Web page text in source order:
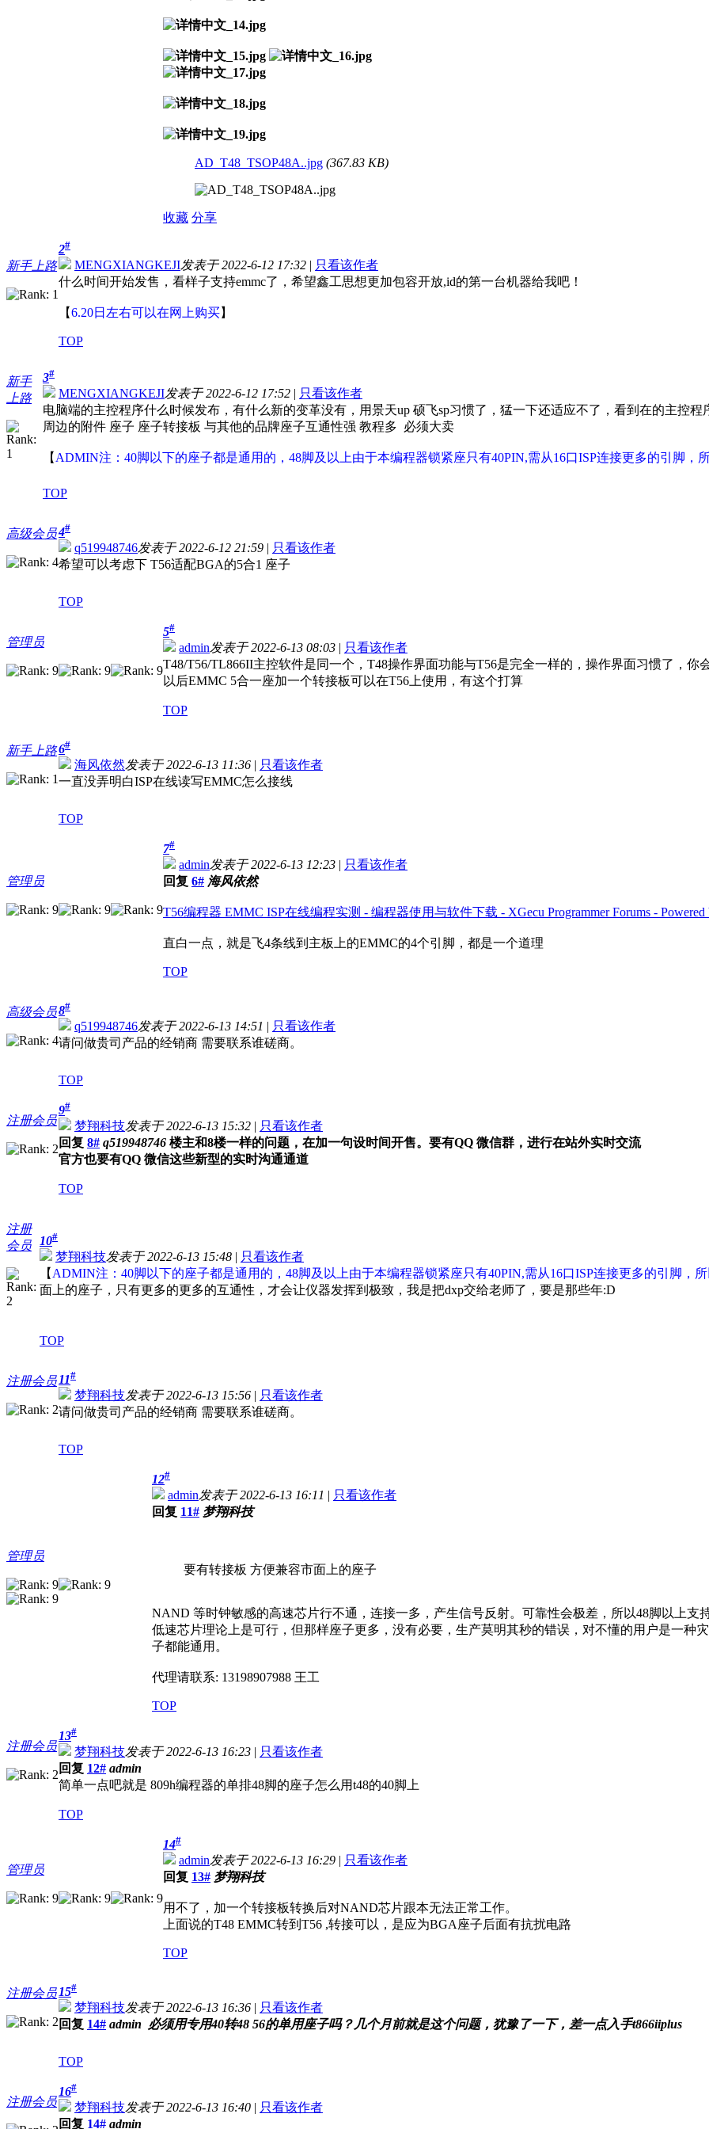
AD_T48_TSOP48A..jpg (367.83 KB)
收藏 分享
新手上路
2#
MENGXIANGKEJI发表于 2022-6-12 17:32 | 只看该作者
什么时间开始发售，看样子支持emmc了，希望鑫工思想更加包容开放,id的第一台机器给我吧！
【6.20日左右可以在网上购买】
TOP
新手
上路
3#
MENGXIANGKEJI发表于 2022-6-12 17:52 | 只看该作者
电脑端的主控程序什么时候发布，有什么新的变革没有，用景天up 硕飞sp习惯了，猛一下还适应不了，看到在的主控
周边的附件 座子 座子转接板 与其他的品牌座子互通性强 教程多 必须大卖
【 ADMIN注：40脚以下的座子都是通用的，48脚及以上由于本编程器锁紧座只有40PIN,需从16口ISP连接更多的引脚，
TOP
高级会员4#
q519948746发表于 2022-6-12 21:59 | 只看该作者
希望可以考虑下 T56适配BGA的5合1 座子
TOP
管理员
5#
admin发表于 2022-6-13 08:03 | 只看该作者
T48/T56/TL866II主控软件是同一个，T48操作界面功能与T56是完全一样的，操作界面习惯了，你
以后EMMC 5合一座加一个转接板可以在T56上使用，有这个打算
TOP
新手上路6#
海风依然发表于 2022-6-13 11:36 | 只看该作者
一直没弄明白ISP在线读写EMMC怎么接线
TOP
管理员
7#
admin发表于 2022-6-13 12:23 | 只看该作者
回复 6# 海风依然
T56编程器 EMMC ISP在线编程实测 - 编程器使用与软件下载 - XGecu Programmer Forums - Powered
直白一点，就是飞4条线到主板上的EMMC的4个引脚，都是一个道理
TOP
高级会员8#
q519948746发表于 2022-6-13 14:51 | 只看该作者
请问做贵司产品的经销商 需要联系谁磋商。
TOP
注册会员
9#
梦翔科技发表于 2022-6-13 15:32 | 只看该作者
回复 8# q519948746 楼主和8楼一样的问题，在加一句设时间开售。 要有QQ 微信群，进行在站外实时交流
官方也要有QQ 微信这些新型的实时沟通通道
TOP
注册
会员
10#
梦翔科技发表于 2022-6-13 15:48 | 只看该作者
【 ADMIN注：40脚以下的座子都是通用的，48脚及以上由于本编程器锁紧座只有40PIN,需从16口ISP连接更多的引脚，
面上的座子，只有更多的更多的互通性，才会让仪器发挥到极致，我是把dxp交给老师了，要是那些年:D
TOP
注册会员 11#
梦翔科技发表于 2022-6-13 15:56 | 只看该作者
请问做贵司产品的经销商 需要联系谁磋商。
TOP
管理员
12#
admin发表于 2022-6-13 16:11 | 只看该作者
回复 11# 梦翔科技
要有转接板 方便兼容市面上的座子
NAND 等时钟敏感的高速芯片行不通，连接一多，产生信号反射。可靠性会极差，所以48脚以上支
低速芯片理论上是可行，但那样座子更多，没有必要，生产莫明其秒的错误，对不懂的用户是一种
子都能通用。
代理请联系: 13198907988 王工
TOP
注册会员
13#
梦翔科技发表于 2022-6-13 16:23 | 只看该作者
回复 12# admin
简单一点吧就是 809h编程器的单排48脚的座子怎么用t48的40脚上
TOP
管理员
14#
admin发表于 2022-6-13 16:29 | 只看该作者
回复 13# 梦翔科技
用不了，加一个转接板转换后对NAND芯片跟本无法正常工作。
上面说的T48 EMMC转到T56 ,转接可以，是应为BGA座子后面有抗扰电路
TOP
注册会员 15#
梦翔科技发表于 2022-6-13 16:36 | 只看该作者
回复 14# admin 必须用专用40转48 56的单用座子吗？几个月前就是这个问题，犹豫了一下，差一点入手t866iiplus
TOP
注册会员
16#
梦翔科技发表于 2022-6-13 16:40 | 只看该作者
回复 14# admin